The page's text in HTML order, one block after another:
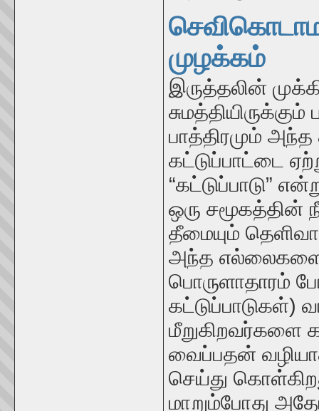
முழக்கம்
இருத்தலின்
பாத்திரமும் அந்த
கட்டுப்பாட்டை
“கட்டுப்பாடு”
ஒரு சமூகத்தின்
தீமையும்
அந்த எல்லைகளை
பொருளாதாரம்
கட்டுப்பாடுகள்)
மீறுகிறவர்களை
வைப்பதன்
செய்து
மாறும்போது